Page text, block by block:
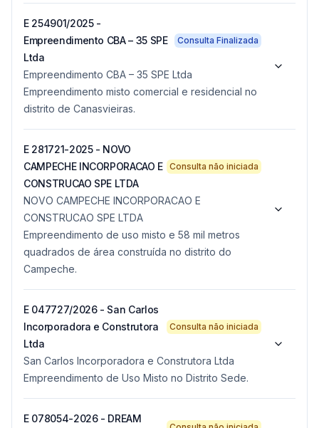
E 254901/2025 -
Empreendimento CBA – 35 SPE
Ltda
Consulta Finalizada
Empreendimento CBA – 35 SPE Ltda
Empreendimento misto comercial e residencial no
distrito de Canasvieiras.
E 281721-2025 - NOVO
CAMPECHE INCORPORACAO E
CONSTRUCAO SPE LTDA
Consulta não iniciada
NOVO CAMPECHE INCORPORACAO E
CONSTRUCAO SPE LTDA
Empreendimento de uso misto e 58 mil metros
quadrados de área construída no distrito do
Campeche.
E 047727/2026 - San Carlos
Incorporadora e Construtora
Ltda
Consulta não iniciada
San Carlos Incorporadora e Construtora Ltda
Empreendimento de Uso Misto no Distrito Sede.
E 078054-2026 - DREAM